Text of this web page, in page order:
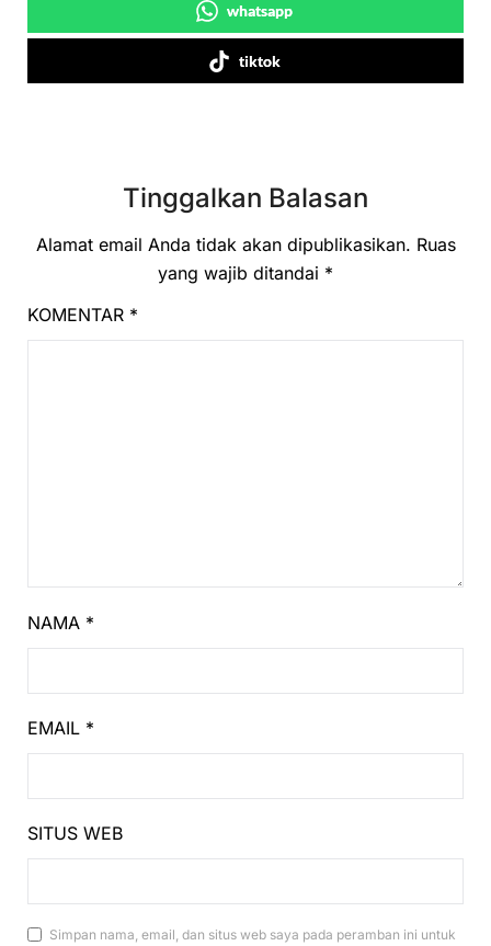
whatsapp
tiktok
Tinggalkan Balasan
Alamat email Anda tidak akan dipublikasikan. Ruas
yang wajib ditandai *
KOMENTAR *
NAMA *
EMAIL *
SITUS WEB
Simpan nama, email, dan situs web saya pada peramban ini untuk